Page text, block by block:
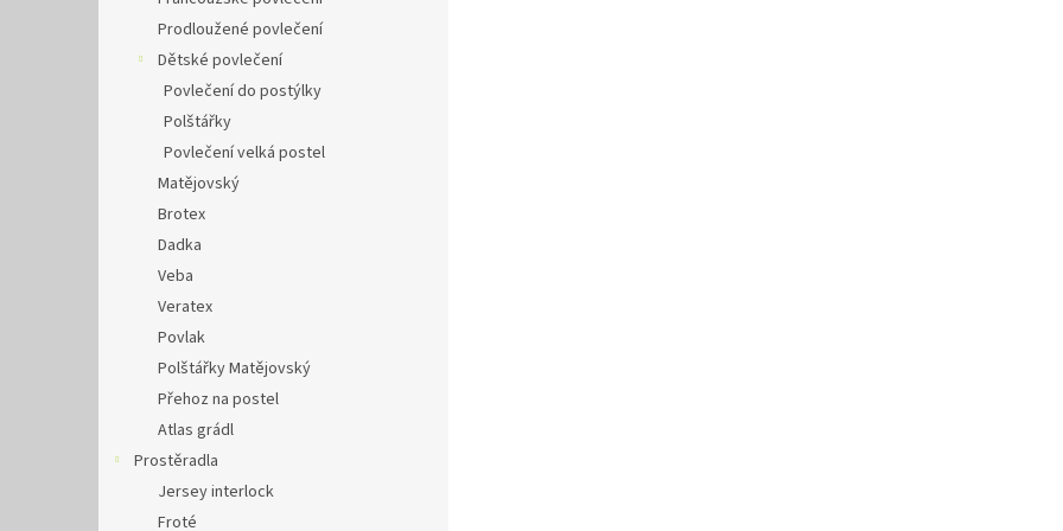
Prodloužené povlečení
Dětské povlečení
Povlečení do postýlky
Polštářky
Povlečení velká postel
Matějovský
Brotex
Dadka
Veba
Veratex
Povlak
Polštářky Matějovský
Přehoz na postel
Atlas grádl
Prostěradla
Jersey interlock
Froté